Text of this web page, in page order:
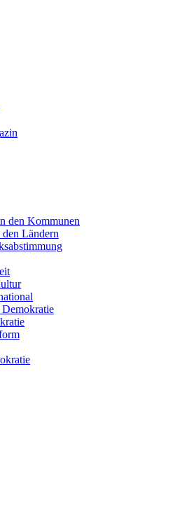
den Kommunen
Ländern